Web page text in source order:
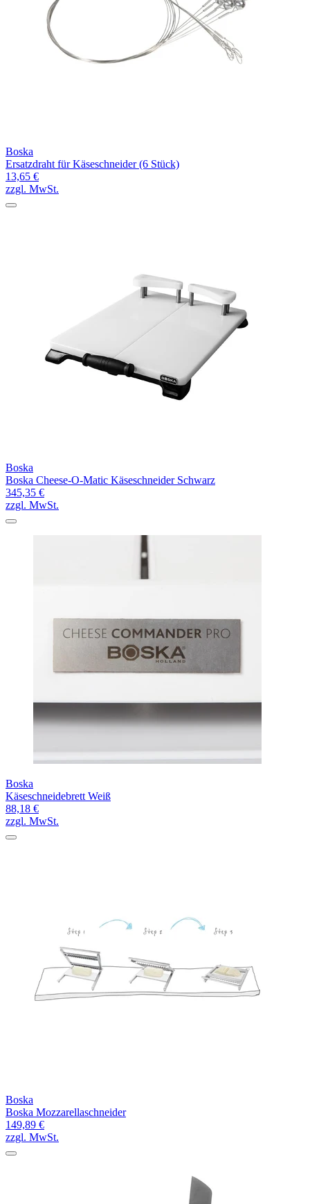
Boska
Ersatzdraht für Käseschneider (6 Stück)
13,65 €
zzgl. MwSt.
Boska
Boska Cheese-O-Matic Käseschneider Schwarz
345,35 €
zzgl. MwSt.
Boska
Käseschneidebrett Weiß
88,18 €
zzgl. MwSt.
Boska
Boska Mozzarellaschneider
149,89 €
zzgl. MwSt.